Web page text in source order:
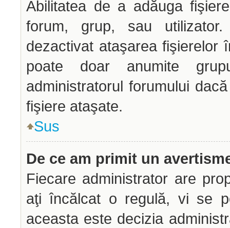
Abilitatea de a adăuga
forum, grup, sau
dezactivat ataşarea
poate doar anumite
administratorul forumului
fişiere ataşate.
Sus
De ce am primit un
Fiecare administrator are
aţi încălcat o regulă, vi se
aceasta este decizia